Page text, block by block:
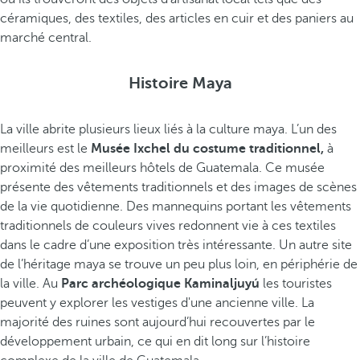
céramiques, des textiles, des articles en cuir et des paniers au
marché central.
Histoire Maya
La ville abrite plusieurs lieux liés à la culture maya. L’un des
meilleurs est le Musée Ixchel du costume traditionnel, à
proximité des meilleurs hôtels de Guatemala. Ce musée
présente des vêtements traditionnels et des images de scènes
de la vie quotidienne. Des mannequins portant les vêtements
traditionnels de couleurs vives redonnent vie à ces textiles
dans le cadre d’une exposition très intéressante. Un autre site
de l’héritage maya se trouve un peu plus loin, en périphérie de
la ville. Au Parc archéologique Kaminaljuyú les touristes
peuvent y explorer les vestiges d'une ancienne ville. La
majorité des ruines sont aujourd’hui recouvertes par le
développement urbain, ce qui en dit long sur l’histoire